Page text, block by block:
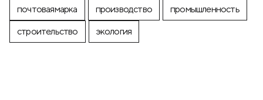
почтоваямарка
производство
промышленность
строительство
экология